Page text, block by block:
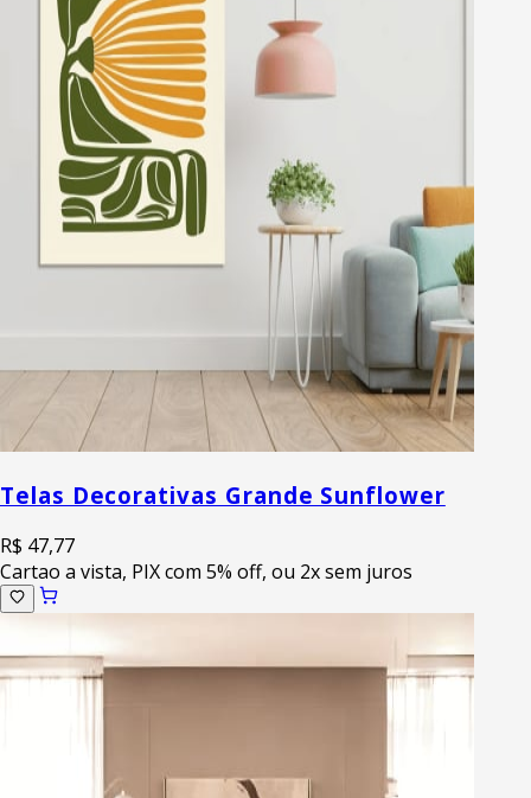
Telas Decorativas Grande Sunflower
R$ 47,77
Cartao a vista, PIX com 5% off, ou 2x sem juros